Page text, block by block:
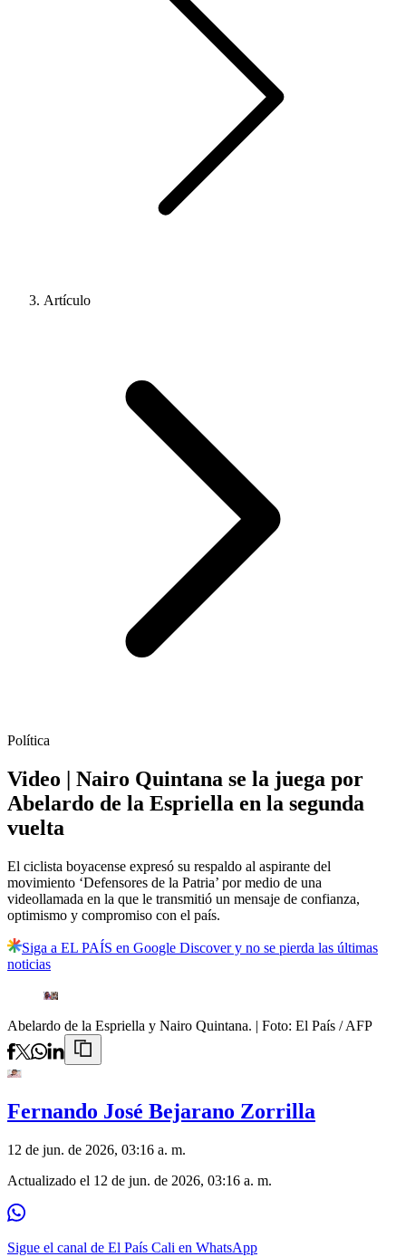
Artículo
Política
Video | Nairo Quintana se la juega por
Abelardo de la Espriella en la segunda
vuelta
El ciclista boyacense expresó su respaldo al aspirante del
movimiento ‘Defensores de la Patria’ por medio de una
videollamada en la que le transmitió un mensaje de confianza,
optimismo y compromiso con el país.
Siga a EL PAÍS en Google Discover y no se pierda las últimas
noticias
Abelardo de la Espriella y Nairo Quintana. | Foto: El País / AFP
Fernando José Bejarano Zorrilla
12 de jun. de 2026, 03:16 a. m.
Actualizado el 12 de jun. de 2026, 03:16 a. m.
Sigue el canal de El País Cali en WhatsApp